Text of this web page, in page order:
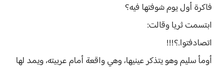
فاكرة أول يوم شوفتها فيه؟
ابتسمت ثريا وقالت:
اتصادفتوا.؟!!!
أومأ سليم وهو يتذكر عينيها، وهي واقعة أمام عربيته، ويمد لها